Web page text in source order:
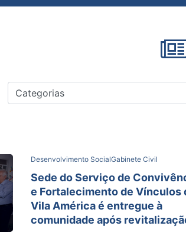
Desenvolvimento SocialGabinete Civil
Sede do Serviço de
e Fortalecimento de Vínculos
Vila América é entregue à
comunidade após